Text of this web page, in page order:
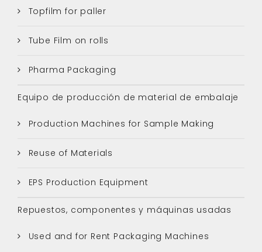
Topfilm for paller
Tube Film on rolls
Pharma Packaging
Equipo de producción de material de embalaje
Production Machines for Sample Making
Reuse of Materials
EPS Production Equipment
Repuestos, componentes y máquinas usadas
Used and for Rent Packaging Machines